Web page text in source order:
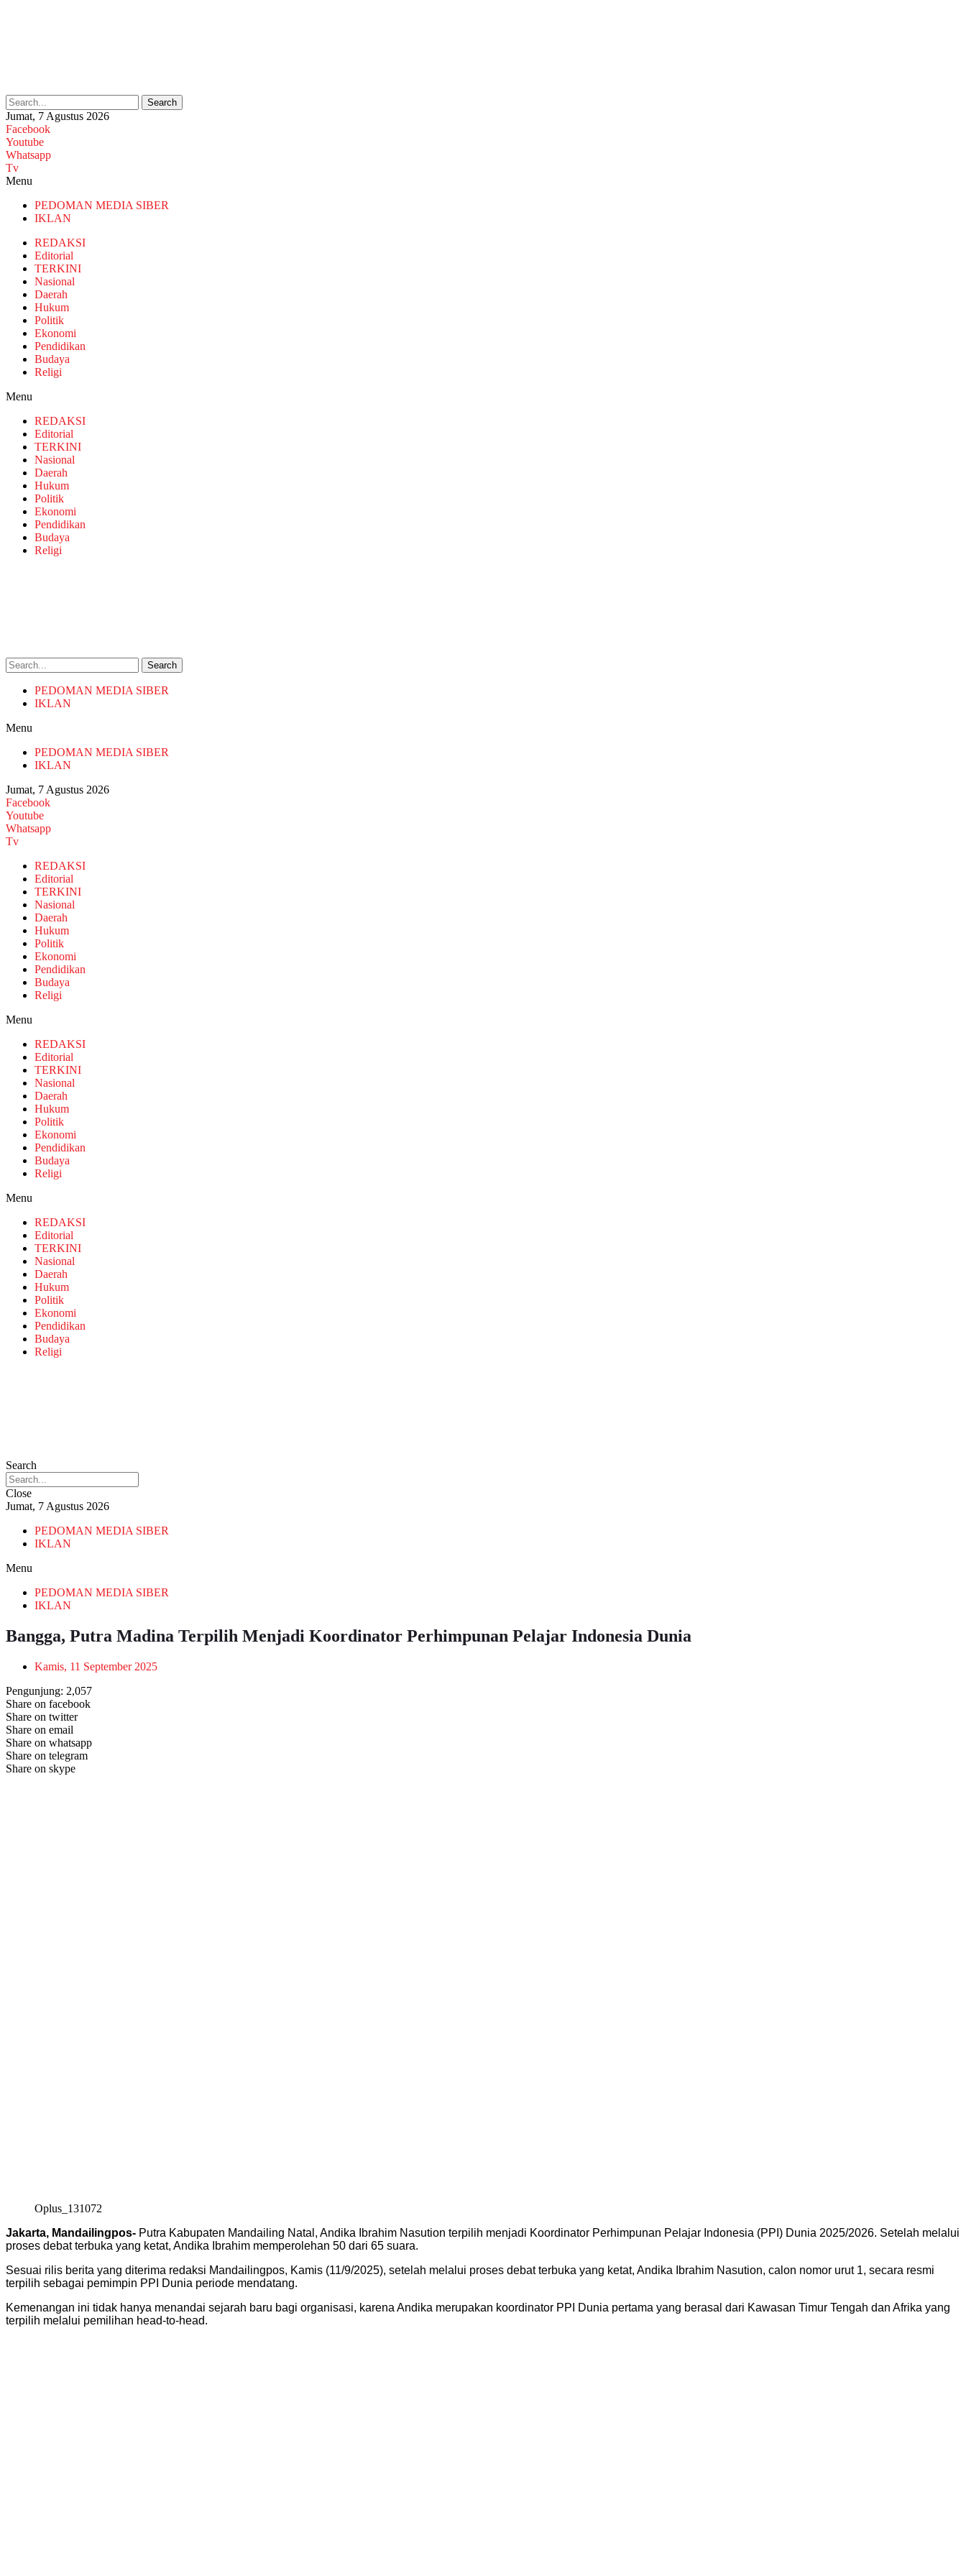
Search
Jumat, 7 Agustus 2026
Facebook
Youtube
Whatsapp
Tv
Menu
PEDOMAN MEDIA SIBER
IKLAN
REDAKSI
Editorial
TERKINI
Nasional
Daerah
Hukum
Politik
Ekonomi
Pendidikan
Budaya
Religi
Menu
REDAKSI
Editorial
TERKINI
Nasional
Daerah
Hukum
Politik
Ekonomi
Pendidikan
Budaya
Religi
Search
PEDOMAN MEDIA SIBER
IKLAN
Menu
PEDOMAN MEDIA SIBER
IKLAN
Jumat, 7 Agustus 2026
Facebook
Youtube
Whatsapp
Tv
REDAKSI
Editorial
TERKINI
Nasional
Daerah
Hukum
Politik
Ekonomi
Pendidikan
Budaya
Religi
Menu
REDAKSI
Editorial
TERKINI
Nasional
Daerah
Hukum
Politik
Ekonomi
Pendidikan
Budaya
Religi
Menu
REDAKSI
Editorial
TERKINI
Nasional
Daerah
Hukum
Politik
Ekonomi
Pendidikan
Budaya
Religi
Search
Close
Jumat, 7 Agustus 2026
PEDOMAN MEDIA SIBER
IKLAN
Menu
PEDOMAN MEDIA SIBER
IKLAN
Bangga, Putra Madina Terpilih Menjadi Koordinator Perhimpunan Pelajar Indonesia Dunia
Kamis, 11 September 2025
Pengunjung: 2,057
Share on facebook
Share on twitter
Share on email
Share on whatsapp
Share on telegram
Share on skype
Oplus_131072
Jakarta, Mandailingpos- Putra Kabupaten Mandailing Natal, Andika Ibrahim Nasution terpilih menjadi Koordinator Perhimpunan Pelajar Indonesia (PPI) Dunia 2025/2026. Setelah melalui
proses debat terbuka yang ketat, Andika Ibrahim memperolehan 50 dari 65 suara.
Sesuai rilis berita yang diterima redaksi Mandailingpos, Kamis (11/9/2025), setelah melalui proses debat terbuka yang ketat, Andika Ibrahim Nasution, calon nomor urut 1, secara resmi
terpilih sebagai pemimpin PPI Dunia periode mendatang.
Kemenangan ini tidak hanya menandai sejarah baru bagi organisasi, karena Andika merupakan koordinator PPI Dunia pertama yang berasal dari Kawasan Timur Tengah dan Afrika yang
terpilih melalui pemilihan head-to-head.